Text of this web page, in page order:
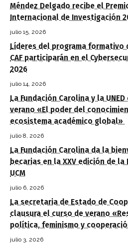
Méndez Delgado recibe el
Internacional de Investigación
julio 15, 2026
Líderes del programa formativo
CAF participarán en el
2026
julio 14, 2026
La Fundación Carolina y la
verano «El poder del
ecosistema académico global»
julio 8, 2026
La Fundación Carolina da la
becarias en la XXV edición de
UCM
julio 6, 2026
La secretaria de Estado de
clausura el curso de verano
política, feminismo y
julio 3, 2026